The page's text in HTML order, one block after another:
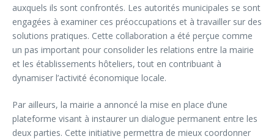
auxquels ils sont confrontés. Les autorités municipales se sont
engagées à examiner ces préoccupations et à travailler sur des
solutions pratiques. Cette collaboration a été perçue comme
un pas important pour consolider les relations entre la mairie
et les établissements hôteliers, tout en contribuant à
dynamiser l’activité économique locale.
Par ailleurs, la mairie a annoncé la mise en place d’une
plateforme visant à instaurer un dialogue permanent entre les
deux parties. Cette initiative permettra de mieux coordonner